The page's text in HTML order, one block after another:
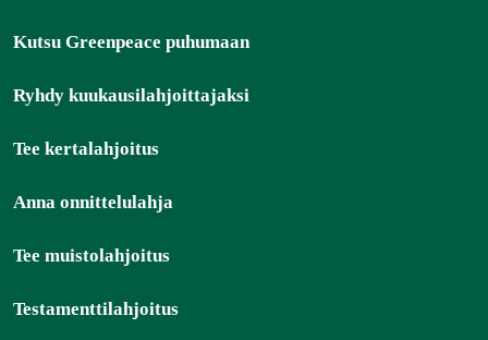
Kutsu Greenpeace puhumaan
Ryhdy kuukausilahjoittajaksi
Tee kertalahjoitus
Anna onnittelulahja
Tee muistolahjoitus
Testamenttilahjoitus